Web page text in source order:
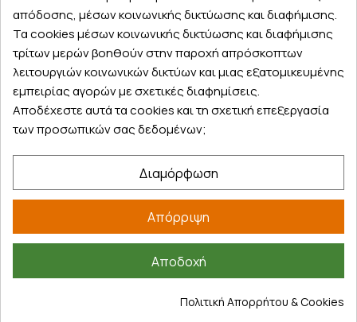
Εξυπηρέτηση πελατών
Λογαριασμός
Τα αγαπημένα μου
Τρόποι παραγγελίας
Τρόποι πληρωμής
Έξοδα αποστολής
Επιστροφές προϊοντων
Εξέλιξη παραγγελίας
Σχετικά με εμάς
απόδοσης, μέσων κοινωνικής δικτύωσης και διαφήμισης.
Τα cookies μέσων κοινωνικής δικτύωσης και διαφήμισης
τρίτων μερών βοηθούν στην παροχή απρόσκοπτων
λειτουργιών κοινωνικών δικτύων και μιας εξατομικευμένης
εμπειρίας αγορών με σχετικές διαφημίσεις.
Αποδέχεστε αυτά τα cookies και τη σχετική επεξεργασία
των προσωπικών σας δεδομένων;
Διαμόρφωση
Απόρριψη
Αποδοχή
Πολιτική Απορρήτου & Cookies